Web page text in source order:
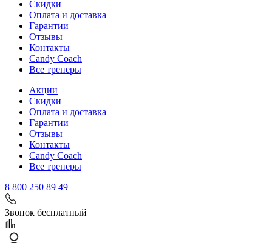
Скидки
Оплата и доставка
Гарантии
Отзывы
Контакты
Candy Coach
Все тренеры
Акции
Скидки
Оплата и доставка
Гарантии
Отзывы
Контакты
Candy Coach
Все тренеры
8 800 250 89 49
Звонок бесплатный